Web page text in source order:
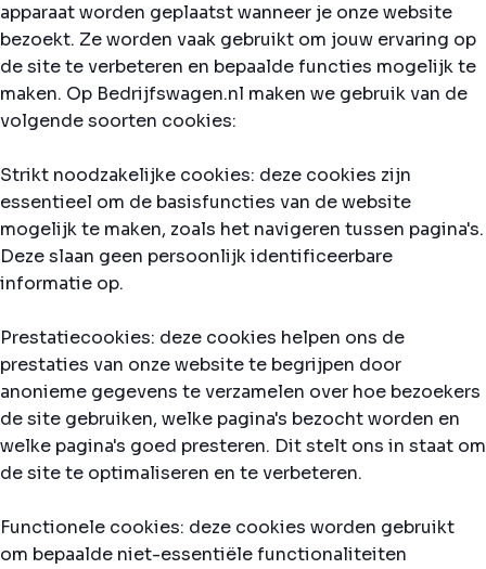
apparaat worden geplaatst wanneer je onze website
bezoekt. Ze worden vaak gebruikt om jouw ervaring op
de site te verbeteren en bepaalde functies mogelijk te
maken. Op Bedrijfswagen.nl maken we gebruik van de
volgende soorten cookies:
Strikt noodzakelijke cookies: deze cookies zijn
essentieel om de basisfuncties van de website
mogelijk te maken, zoals het navigeren tussen pagina's.
Deze slaan geen persoonlijk identificeerbare
informatie op.
Prestatiecookies: deze cookies helpen ons de
prestaties van onze website te begrijpen door
anonieme gegevens te verzamelen over hoe bezoekers
de site gebruiken, welke pagina's bezocht worden en
welke pagina's goed presteren. Dit stelt ons in staat om
de site te optimaliseren en te verbeteren.
Functionele cookies: deze cookies worden gebruikt
om bepaalde niet-essentiële functionaliteiten